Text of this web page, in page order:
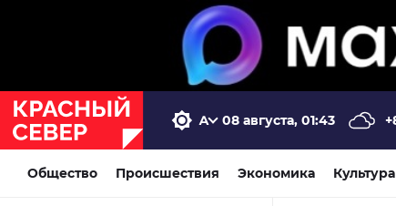
08 августа, 01:43
Общество Происшествия Экономика Культура